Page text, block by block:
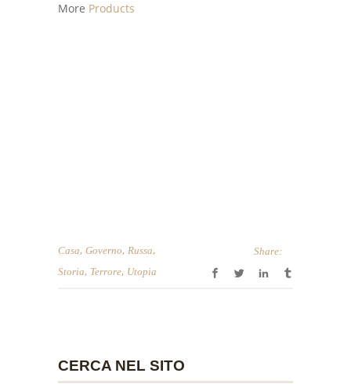
More Products
Casa, Governo, Russa,
Storia, Terrore, Utopia
Share:
CERCA NEL SITO